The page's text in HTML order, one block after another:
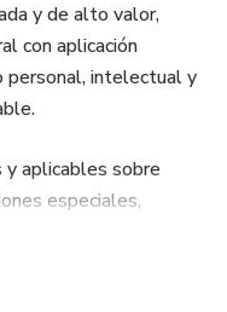
y de alto valor,
con aplicación
personal, intelectual y
aplicables sobre
especiales,
de alta demanda y